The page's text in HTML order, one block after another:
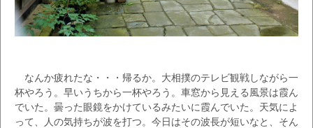
なんか疲れたな・・・帰るか。大相撲のテレビ観戦しながら一
杯やろう。早いうちから一杯やろう。車窓から見える風景は霞ん
でいた。曇った眼鏡をかけているみたいに霞んでいた。天気によ
って、人の気持ちが波を打つ。今日はその波長が短いなと、そん